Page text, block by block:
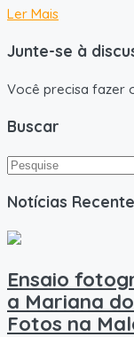
Ler Mais
Junte-se à
Você precisa fazer
Buscar
Notícias
Ensaio
a Mariana
Fotos na